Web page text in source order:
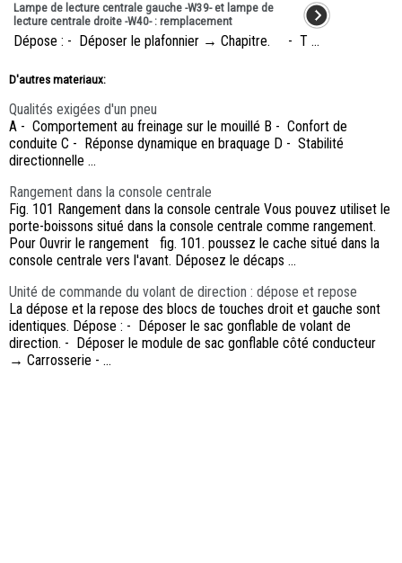
Lampe de lecture centrale gauche -W39- et lampe de
lecture centrale droite -W40- : remplacement
Dépose : - Déposer le plafonnier → Chapitre. - T ...
D'autres materiaux:
Qualités exigées d'un pneu
A - Comportement au freinage sur le mouillé B - Confort de
conduite C - Réponse dynamique en braquage D - Stabilité
directionnelle ...
Rangement dans la console centrale
Fig. 101 Rangement dans la console centrale Vous pouvez utiliset le
porte-boissons situé dans la console centrale comme rangement.
Pour Ouvrir le rangement fig. 101. poussez le cache situé dans la
console centrale vers l'avant. Déposez le décaps ...
Unité de commande du volant de direction : dépose et repose
La dépose et la repose des blocs de touches droit et gauche sont
identiques. Dépose : - Déposer le sac gonflable de volant de
direction. - Déposer le module de sac gonflable côté conducteur
→ Carrosserie - ...